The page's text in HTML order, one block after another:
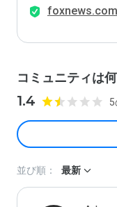
foxnews.com
コミュニティは
1.4 5
並び順： 最新